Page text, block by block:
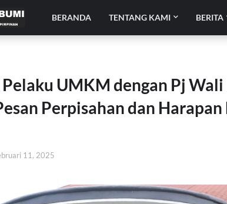
BERANDA TENTANG KAMI BERITA
UMKM dengan Pj
Perpisahan dan Harapan
11, 2025